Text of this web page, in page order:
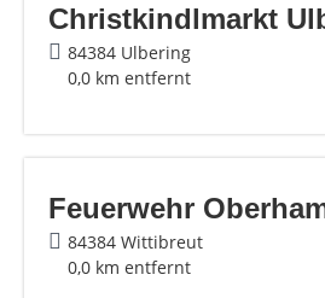
Christkindlmarkt
84384 Ulbering
0,0 km entfernt
Feuerwehr
84384 Wittibreut
0,0 km entfernt